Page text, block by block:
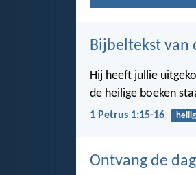
Bijbeltekst van
Hij heeft jullie
de heilige boeken
1 Petrus 1:15-16
Ontvang de